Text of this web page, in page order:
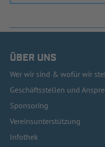
ÜBER UNS
Wer wir sind & wofür wir
Geschäftsstellen und
Sponsoring
Vereinsunterstützung
Infothek